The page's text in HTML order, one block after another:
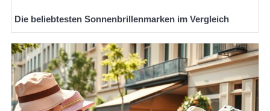
Die beliebtesten Sonnenbrillenmarken im Vergleich